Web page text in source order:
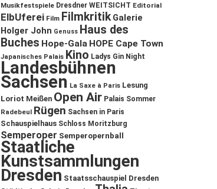
Musikfestspiele Dresdner WEITSICHT Editorial
ElbUferei Film Filmkritik Galerie
Holger John Genuss Haus des
Buches Hope-Gala HOPE Cape Town
Japanisches Palais Kino Ladys Gin Night
Landesbühnen
Sachsen La Saxe à Paris Lesung
Loriot Meißen Open Air Palais Sommer
Radebeul Rügen Sachsen in Paris
Schauspielhaus Schloss Moritzburg
Semperoper Semperopernball
Staatliche
Kunstsammlungen
Dresden Staatsschauspiel Dresden